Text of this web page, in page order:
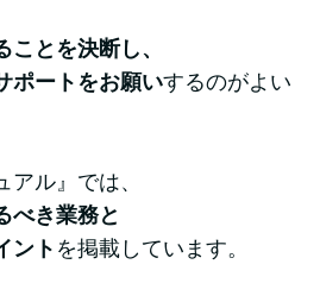
とを決断し、
ポートをお願いするのがよい
アル』では、
べき業務と
ント を掲載しています。